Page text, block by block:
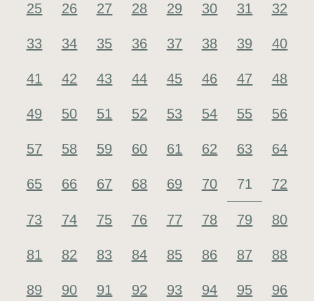
25 26 27 28 29 30 31 32
33 34 35 36 37 38 39 40
41 42 43 44 45 46 47 48
49 50 51 52 53 54 55 56
57 58 59 60 61 62 63 64
65 66 67 68 69 70 71 72
73 74 75 76 77 78 79 80
81 82 83 84 85 86 87 88
89 90 91 92 93 94 95 96